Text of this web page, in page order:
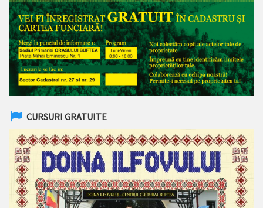
CURSURI GRATUITE